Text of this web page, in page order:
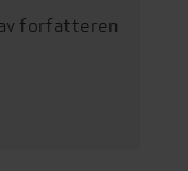
forfatteren